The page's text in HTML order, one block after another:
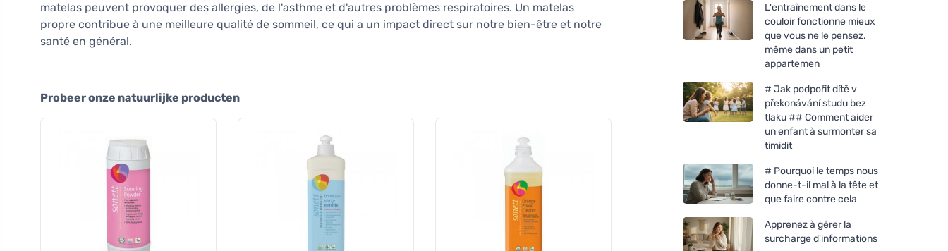
matelas peuvent provoquer des allergies, de l'asthme et d'autres problèmes respiratoires. Un matelas
propre contribue à une meilleure qualité de sommeil, ce qui a un impact direct sur notre bien-être et notre
santé en général.
Probeer onze natuurlijke producten
L'entraînement dans le
couloir fonctionne mieux
que vous ne le pensez,
même dans un petit
appartemen
# Jak podpořit dítě v
překonávání studu bez
tlaku ## Comment aider
un enfant à surmonter sa
timidit
# Pourquoi le temps nous
donne-t-il mal à la tête et
que faire contre cela
Apprenez à gérer la
surcharge d'informations